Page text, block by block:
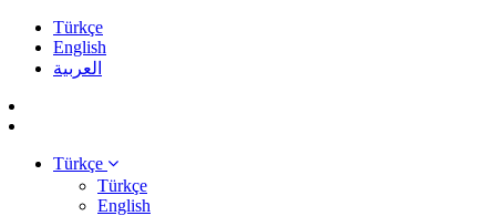
Türkçe
English
العربية
Türkçe
Türkçe
English